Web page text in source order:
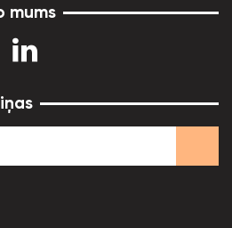
mums